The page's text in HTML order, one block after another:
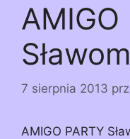
AMIGO
7 sierpnia 2013
AMIGO PARTY